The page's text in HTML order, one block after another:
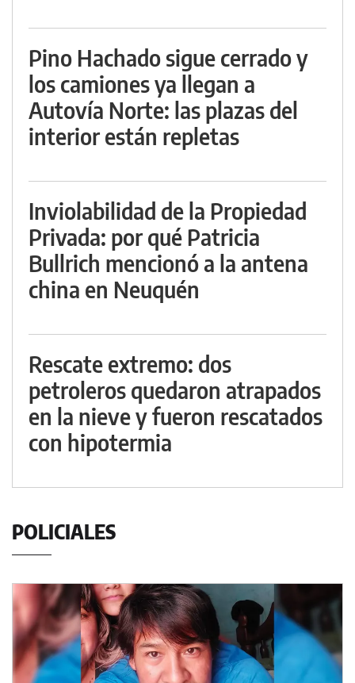
Pino Hachado sigue cerrado y
los camiones ya llegan a
Autovía Norte: las plazas del
interior están repletas
Inviolabilidad de la Propiedad
Privada: por qué Patricia
Bullrich mencionó a la antena
china en Neuquén
Rescate extremo: dos
petroleros quedaron atrapados
en la nieve y fueron rescatados
con hipotermia
POLICIALES